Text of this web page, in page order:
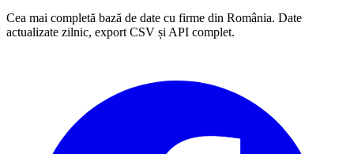
Cea mai completă bază de date cu firme din România. Date
actualizate zilnic, export CSV și API complet.